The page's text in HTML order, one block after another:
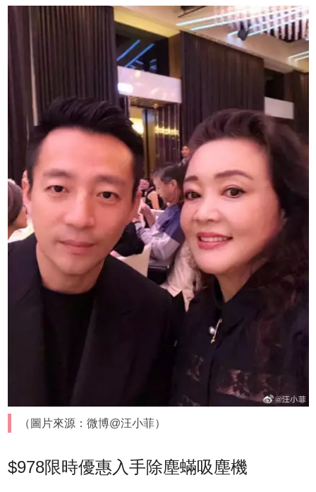
（圖片來源：微博@汪小菲）
$978限時優惠入手除塵蟎吸塵機